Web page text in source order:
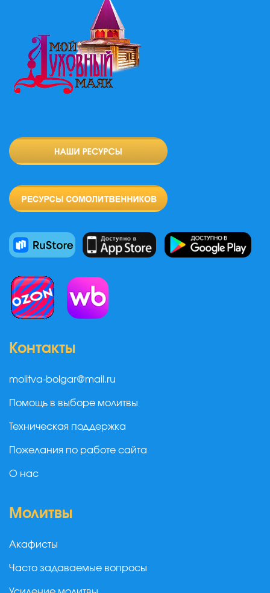
Контакты
molitva-bolgar@mail.ru
Помощь в выборе молитвы
Техническая поддержка
Пожелания по работе сайта
О нас
Молитвы
Акафисты
Часто задаваемые вопросы